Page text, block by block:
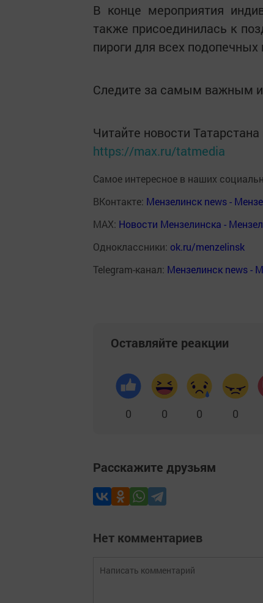
В конце мероприятия
также присоединилась к
пироги для всех
Следите за самым важным
Читайте новости
https://max.ru/tatmedia
Самое интересное в наших
ВКонтакте: Мензелинск news -
MAX: Новости Мензелинска -
Одноклассники: ok.ru/menzelinsk
Telegram-канал: Мензелинск news -
Оставляйте реакции
0 0 0 0
Расскажите друзьям
Нет комментариев